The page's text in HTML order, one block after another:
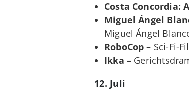
Costa Concordia:
Miguel Ángel
Miguel Ángel
RoboCop – Sci-Fi-
Ikka –
12. Juli